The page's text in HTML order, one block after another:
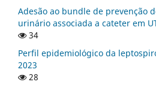
Adesão ao bundle de prevenção
urinário associada a cateter em
34
Perfil epidemiológico da
2023
28